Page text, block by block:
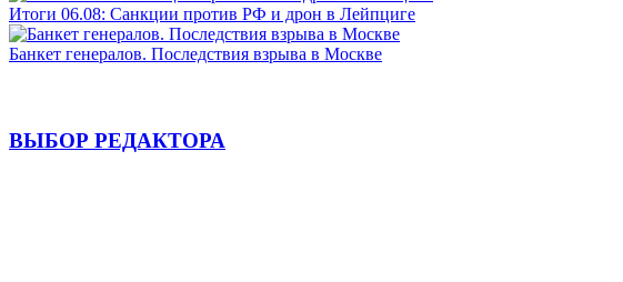
Итоги 06.08: Санкции против РФ и дрон в Лейпциге
Банкет генералов. Последствия взрыва в Москве
ВЫБОР РЕДАКТОРА